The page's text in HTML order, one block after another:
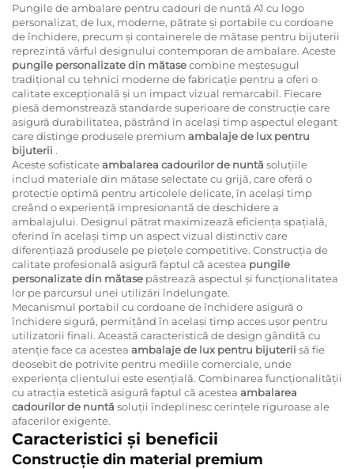
Pungile de ambalare pentru cadouri de nuntă A1 cu logo
personalizat, de lux, moderne, pătrate și portabile cu cordoane
de închidere, precum și containerele de mătase pentru bijuterii
reprezintă vârful designului contemporan de ambalare. Aceste
pungile personalizate din mătasecombine meșteșugul
tradițional cu tehnici moderne de fabricație pentru a oferi o
calitate excepțională și un impact vizual remarcabil. Fiecare
piesă demonstrează standarde superioare de construcție care
asigură durabilitatea, păstrând în același timp aspectul elegant
care distinge produsele premium ambalaje de lux pentru
bijuterii .
Aceste sofisticateambalarea cadourilor de nuntă soluțiile
includ materiale din mătase selectate cu grijă, care oferă o
protecție optimă pentru articolele delicate, în același timp
creând o experiență impresionantă de deschidere a
ambalajului. Designul pătrat maximizează eficiența spațială,
oferind în același timp un aspect vizual distinctiv care
diferențiază produsele pe piețele competitive. Construcția de
calitate profesională asigură faptul că acestea pungile
personalizate din mătase păstrează aspectul și funcționalitatea
lor pe parcursul unei utilizări îndelungate.
Mecanismul portabil cu cordoane de închidere asigură o
închidere sigură, permițând în același timp acces ușor pentru
utilizatorii finali. Această caracteristică de design gândită cu
atenție face ca acestea ambalaje de lux pentru bijuterii să fie
deosebit de potrivite pentru mediile comerciale, unde
experiența clientului este esențială. Combinarea funcționalității
cu atracția estetică asigură faptul că acestea ambalarea
cadourilor de nuntă soluții îndeplinesc cerințele riguroase ale
afacerilor exigente.
Caracteristici și beneficii
Construcție din material premium